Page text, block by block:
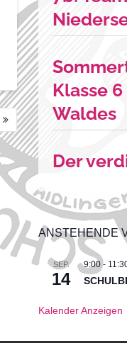
Klasse
Waldes
Der
ANSTEHENDE
SEP.
14
9:00 -
Kalender Anzeigen